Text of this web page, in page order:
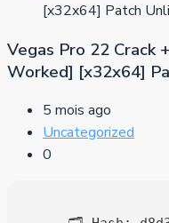
[x32x64] Patch
Vegas Pro 22 Crack
Worked] [x32x64]
5 mois ago
Uncategorized
0